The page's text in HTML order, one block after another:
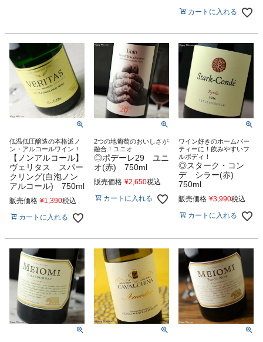
カートに入れる
低温低圧醸造の本格派ノ
ン・アルコールワイン！
【ノンアルコール】
ヴェリタス スパー
クリング(白泡ノン
アルコール) 750ml
販売価格 ¥1,390税込
カートに入れる
2つの地葡萄のおいしさが
融合！ユニオ
◎ポデーレ29 ユニ
オ(赤) 750ml
販売価格 ¥2,650税込
カートに入れる
ワイン好きのホームパー
ティーに！飲みやすいフ
ルボディ！
◎スターク・コン
デ シラー(赤)
750ml
販売価格 ¥3,990税込
カートに入れる